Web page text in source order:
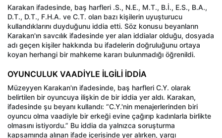
Karakan ifadesinde, baş harfleri .S., N.E., M.T., B.İ., E.S., B.A.,
D.T., D.T., F.H.A. ve C.T. olan bazı kişilerin uyuşturucu
kullandıklarını duyduğunu iddia etti. Söz konusu beyanların
Karakan'ın savcılık ifadesinde yer alan iddialar olduğu, dosyada
adı geçen kişiler hakkında bu ifadelerin doğruluğunu ortaya
koyan herhangi bir mahkeme kararı bulunmadığı öğrenildi.
OYUNCULUK VAADİYLE İLGİLİ İDDİA
Müzeyyen Karakan'ın ifadesinde, baş harfleri C.Y. olarak
belirtilen bir oyuncuya ilişkin de bir iddia yer aldı. Karakan,
ifadesinde şu beyanı kullandı: “C.Y.'nin menajerlerinden biri
oyuncu olma vaadiyle bir erkeği evine çağırıp kadınlarla birlikte
olmasını istiyordu.” Bu iddia da yalnızca soruşturma
kapsamında alınan ifade içerisinde yer alırken, yargı